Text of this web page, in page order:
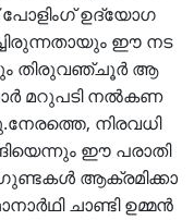
പോ​ളിം​ഗ് ഉ​ദ്യോ​ഗ​
ഈ ​ന​ട​
തി​രു​വ​ഞ്ചൂ​ർ ആ​
മ​റു​പ​ടി ന​ൽ​ക​ണ​
നി​ര​വ​ധി
ഈ ​പ​രാ​തി
ആ​ക്ര​മി​ക്കാ​
ചാ​ണ്ടി ഉ​മ്മ​ൻ